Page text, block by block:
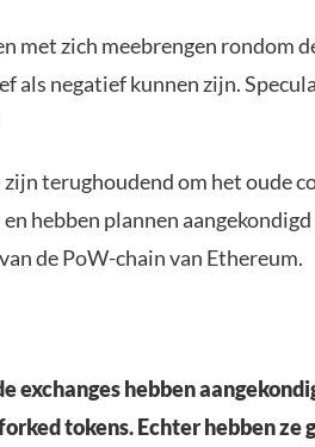
met zich meebrengen rondom
als negatief kunnen zijn.
terughoudend om het oude
hebben plannen aangekondigd
de PoW-chain van Ethereum.
exchanges hebben
tokens. Echter hebben ze